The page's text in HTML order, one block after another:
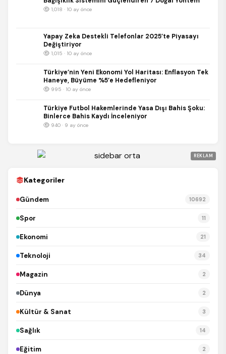
1,018 · 10 ay önce
Yapay Zeka Destekli Telefonlar 2025’te Piyasayı
Değiştiriyor
1,015 · 10 ay önce
Türkiye’nin Yeni Ekonomi Yol Haritası: Enflasyon Tek
Haneye, Büyüme %5’e Hedefleniyor
995 · 10 ay önce
Türkiye Futbol Hakemlerinde Yasa Dışı Bahis Şoku:
Binlerce Bahis Kaydı İnceleniyor
940 · 9 ay önce
REKLAM
Kategoriler
Gündem 10692
Spor 11
Ekonomi 21
Teknoloji 34
Magazin 2
Dünya 2
Kültür & Sanat 3
Sağlık 14
Eğitim 2